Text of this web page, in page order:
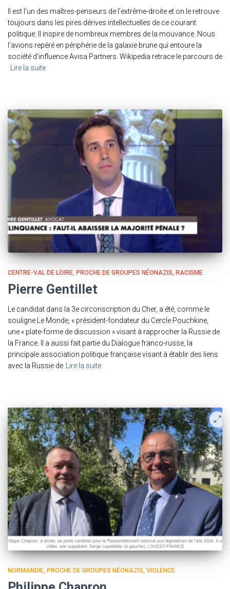
Il est l’un des maîtres-penseurs de l’extrême-droite et on le retrouve
toujours dans les pires dérives intellectuelles de ce courant
politique. Il inspire de nombreux membres de la mouvance. Nous
l’avions repéré en périphérie de la galaxie brune qui entoure la
société d’influence Avisa Partners. Wikipedia retrace le parcours de
Lire la suite
CENTRE-VAL DE LOIRE PROCHE DE GROUPES NÉONAZIS RACISME
Pierre Gentillet
Le candidat dans la 3e circonscription du Cher, a été, comme le
souligne Le Monde, « président-fondateur du Cercle Pouchkine,
une « plate-forme de discussion » visant à rapprocher la Russie de
la France. Il a aussi fait partie du Dialogue franco-russe, la
principale association politique française visant à établir des liens
avec la Russie de
Lire la suite
NORMANDIE PROCHE DE GROUPES NÉONAZIS VIOLENCE